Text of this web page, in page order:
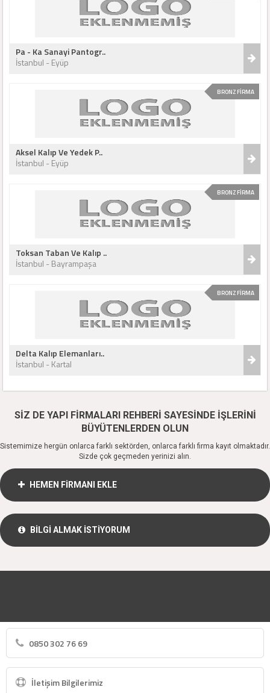
Pa - Ka Sanayi Pantogr..
İstanbul - Eyüp
BRONZ FİRMA
Aksel Kalıp Ve Yedek P..
İstanbul - Eyüp
BRONZ FİRMA
Toksan Taban Ve Kalıp ..
İstanbul - Bayrampaşa
BRONZ FİRMA
Delta Kalıp Elemanları..
İstanbul - Kartal
SİZ DE YAPI FİRMALARI REHBERİ SAYESİNDE İŞLERİNİ
BÜYÜTENLERDEN OLUN
Sistemimize hergün onlarca farklı sektörden, onlarca farklı firma kayıt olmaktadır.
Sizde çok geçmeden yerinizi alın.
HEMEN FİRMANI EKLE
BİLGİ ALMAK İSTİYORUM
0850 302 76 69
İletişim Bilgilerimiz